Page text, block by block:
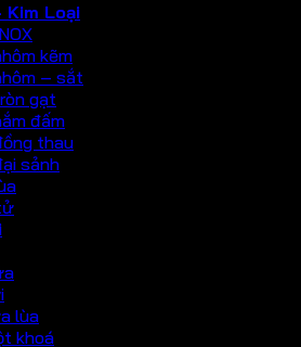
Kim Loại
kẽm
– sắt
gạt
đấm
thau
sảnh
lùa
khoá